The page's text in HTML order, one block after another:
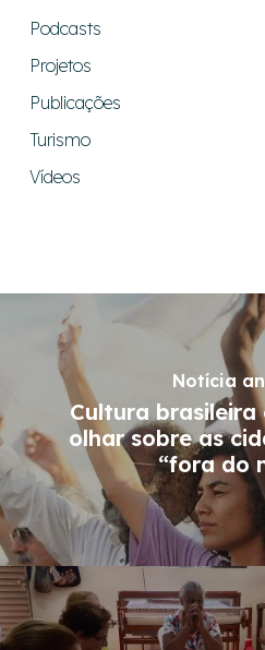
Podcasts
Projetos
Publicações
Turismo
Vídeos
Notícia
Cultura brasileira
olhar sobre as
“fora do